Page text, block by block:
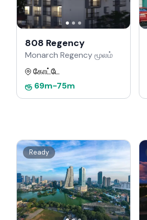
808 Regency
Monarch Regency மூலம்
கோட்டே
ரூ 69m-75m
Ready